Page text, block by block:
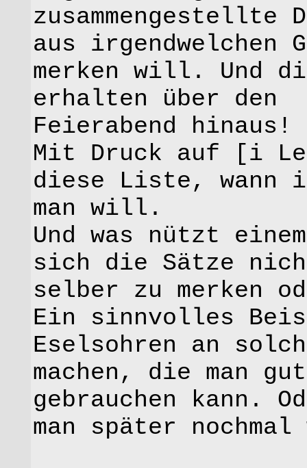
zusammengestellte
aus irgendwelchen
merken will. Und
erhalten über den
Feierabend hinaus!
Mit Druck auf [i
diese Liste, wann
man will.
Und was nützt
sich die Sätze
selber zu merken
Ein sinnvolles
Eselsohren an
machen, die man
gebrauchen kann.
man später